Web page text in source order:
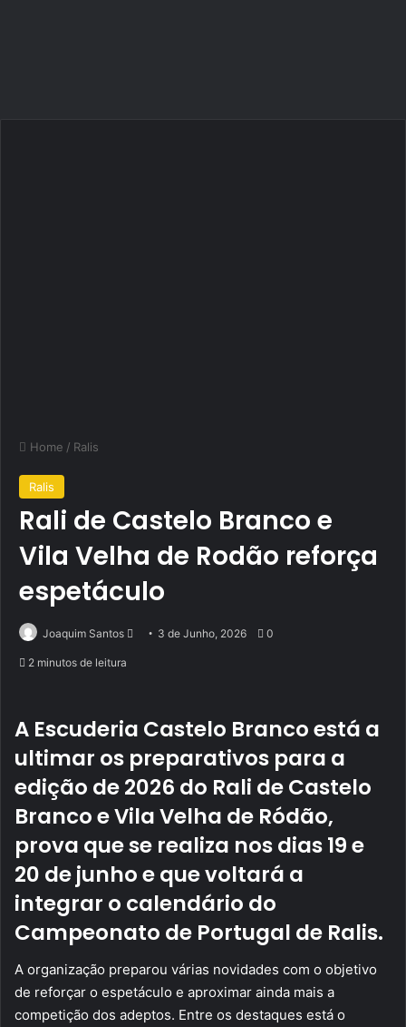
Home / Ralis
Ralis
Rali de Castelo Branco e
Vila Velha de Rodão reforça
espetáculo
Joaquim Santos
Send 3 de Junho, 2026 0
2 minutos de leitura
A Escuderia Castelo Branco está a
ultimar os preparativos para a
edição de 2026 do Rali de Castelo
Branco e Vila Velha de Ródão,
prova que se realiza nos dias 19 e
20 de junho e que voltará a
integrar o calendário do
Campeonato de Portugal de Ralis.
A organização preparou várias novidades com o objetivo
de reforçar o espetáculo e aproximar ainda mais a
competição dos adeptos. Entre os destaques está o